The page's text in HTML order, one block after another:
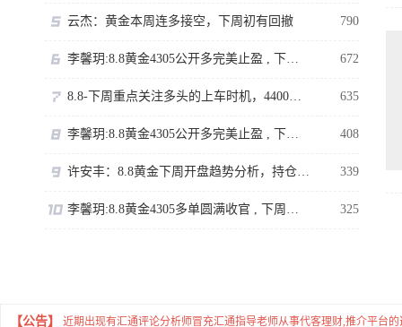
云杰：黄金本周连多接空，下周初有回撤 790
李馨玥:8.8黄金4305公开多完美止盈 , 下周临近强压不追涨！ 672
8.8-下周重点关注多头的上车时机，4400岌岌可危。 635
李馨玥:8.8黄金4305公开多完美止盈 , 下周临近强压不追涨！ 408
许安丰：8.8黄金下周开盘趋势分析，持仓的朋友看过来 339
李馨玥:8.8黄金4305多单圆满收官 , 下周临近强压不追涨！ 325
【公告】 近期出现有汇通评论分析师冒充汇通指导老师从事代客理财,推介平台